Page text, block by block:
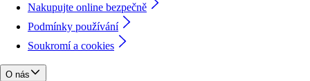
Nakupujte online bezpečně
Podmínky používání
Soukromí a cookies
O nás